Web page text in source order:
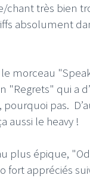
chant très bien
absolument
morceau
"Regrets" qui a
pas.
aussi le heavy !
plus épique,
fort appréciés